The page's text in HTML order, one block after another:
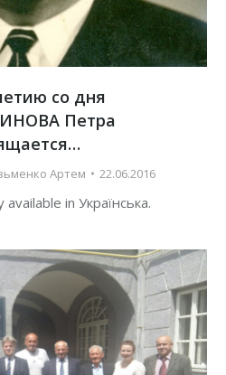
со дня
Петра
Артем 22.06.2016
in Українська.